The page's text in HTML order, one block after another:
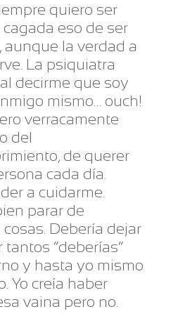
quiero ser
eso de ser
aunque la verdad a
La psiquiatra
decirme que soy
mismo… ouch!
verracamente
del
de querer
cada día.
a cuidarme.
parar de
Debería dejar
tantos “deberías”
y hasta yo mismo
Yo creía haber
vaina pero no.